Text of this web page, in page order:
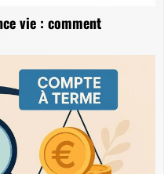
vie : comment